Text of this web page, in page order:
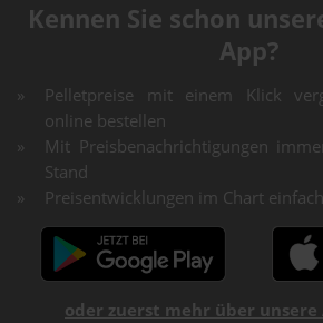
Kennen Sie schon
App?
Pelletpreise mit einem Klick
online bestellen
Mit Preisbenachrichtigungen
Stand
Preisentwicklungen im Chart
oder zuerst mehr über